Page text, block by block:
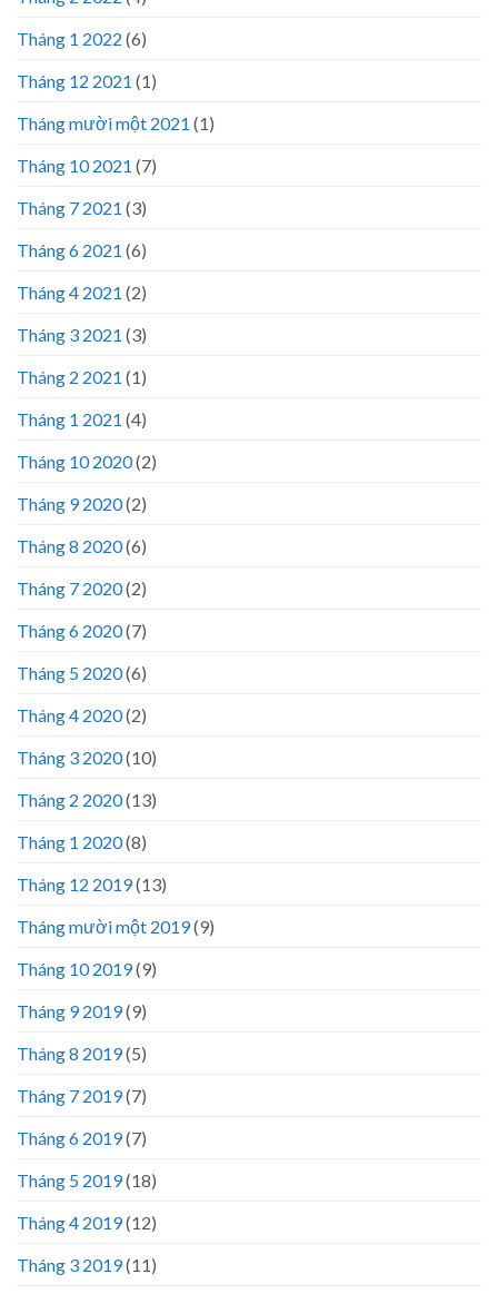
Tháng 1 2022 (6)
Tháng 12 2021 (1)
Tháng mười một 2021 (1)
Tháng 10 2021 (7)
Tháng 7 2021 (3)
Tháng 6 2021 (6)
Tháng 4 2021 (2)
Tháng 3 2021 (3)
Tháng 2 2021 (1)
Tháng 1 2021 (4)
Tháng 10 2020(2)
Tháng 9 2020(2)
Tháng 8 2020(6)
Tháng 7 2020(2)
Tháng 6 2020(7)
Tháng 5 2020(6)
Tháng 4 2020(2)
Tháng 3 2020(10)
Tháng 2 2020(13)
Tháng 1 2020(8)
Tháng 12 2019(13)
Tháng mười một 2019(9)
Tháng 10 2019(9)
Tháng 9 2019(9)
Tháng 8 2019(5)
Tháng 7 2019(7)
Tháng 6 2019(7)
Tháng 5 2019(18)
Tháng 4 2019(12)
Tháng 3 2019(11)